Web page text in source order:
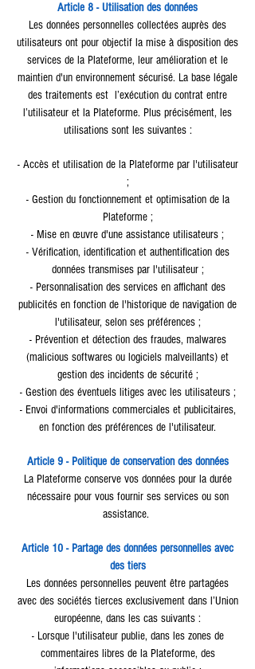
Article 8 - Utilisation des données
Les données personnelles collectées auprès des
utilisateurs ont pour objectif la mise à disposition des
services de la Plateforme, leur amélioration et le
maintien d'un environnement sécurisé. La base légale
des traitements est l’exécution du contrat entre
l’utilisateur et la Plateforme. Plus précisément, les
utilisations sont les suivantes :
- Accès et utilisation de la Plateforme par l'utilisateur
;
- Gestion du fonctionnement et optimisation de la
Plateforme ;
- Mise en œuvre d'une assistance utilisateurs ;
- Vérification, identification et authentification des
données transmises par l'utilisateur ;
- Personnalisation des services en affichant des
publicités en fonction de l'historique de navigation de
l'utilisateur, selon ses préférences ;
- Prévention et détection des fraudes, malwares
(malicious softwares ou logiciels malveillants) et
gestion des incidents de sécurité ;
- Gestion des éventuels litiges avec les utilisateurs ;
- Envoi d'informations commerciales et publicitaires,
en fonction des préférences de l'utilisateur.
Article 9 - Politique de conservation des données
La Plateforme conserve vos données pour la durée
nécessaire pour vous fournir ses services ou son
assistance.
Article 10 - Partage des données personnelles avec
des tiers
Les données personnelles peuvent être partagées
avec des sociétés tierces exclusivement dans l’Union
européenne, dans les cas suivants :
- Lorsque l'utilisateur publie, dans les zones de
commentaires libres de la Plateforme, des